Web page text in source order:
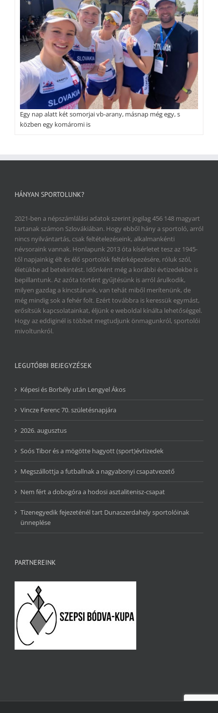
Egy nap alatt két somorjai vb-arany, másnap még egy, s
közben egy komáromi is
HÁNYAN SPORTOLUNK?
2021-ben a népszámlálási adatok szerint jogilag 456 148 magyart
tartanak számon Szlovákiában. Hogy ebből hány a sportoló, arról
nincs nyilvántartás, csak feltételezéseink, alkalmankénti
névsoraink vannak. Honlapunk 2013 óta kísérletet tesz az 1945-
től napjainkig élt és élő sportolók feltérképezésére, róluk szól,
életükbe ad betekintést. Időnként még a korábbi évtizedekbe is
bepillantunk. Az azóta történt gyűjtésünk is arról árulkodik,
milyen gazdag a kincstárunk, van tehát miből merítenünk, de
még mindig sok a fehér folt. Ezért továbbra is keressük egymást,
erősítsük kapcsolatainkat, éljünk e weboldal kínálta lehetőséggel.
Hogy az eddiginél is többet megtudjunk önmagunkról, sportolói
mivoltunkról.
LEGUTÓBBI BEJEGYZÉSEK
Képesi és Borbély után Lengyel Ákos
Vincze Ferenc 70. születésnapjára
2026. augusztus
Soós Tibor és a mögötte hagyott (sport)évtizedek
Megszállottja a futballnak a nagyabonyi csapatvezető
Nem fért a dobogóra a hodosi asztalitenisz-csapat
Tizenegyedik fejezeténél tart Dunaszerdahely sportolóinak
ünneplése
PARTNEREINK